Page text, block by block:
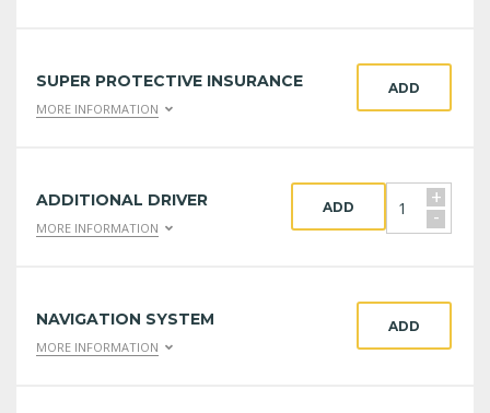
SUPER PROTECTIVE INSURANCE
MORE INFORMATION
ADD
ADDITIONAL DRIVER
MORE INFORMATION
+
-
ADD
NAVIGATION SYSTEM
MORE INFORMATION
ADD